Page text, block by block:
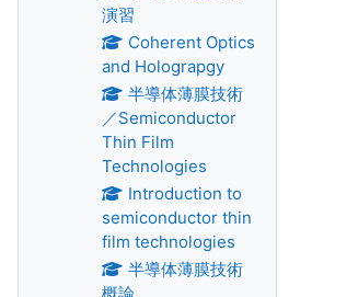
演習
Coherent Optics
and Holograpgy
半導体薄膜技術
／Semiconductor
Thin Film
Technologies
Introduction to
semiconductor thin
film technologies
半導体薄膜技術